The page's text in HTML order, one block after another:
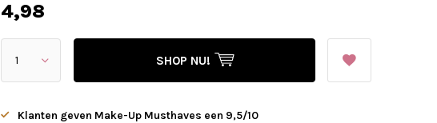
4,98
SHOP NU!
Klanten geven Make-Up Musthaves een 9,5/10